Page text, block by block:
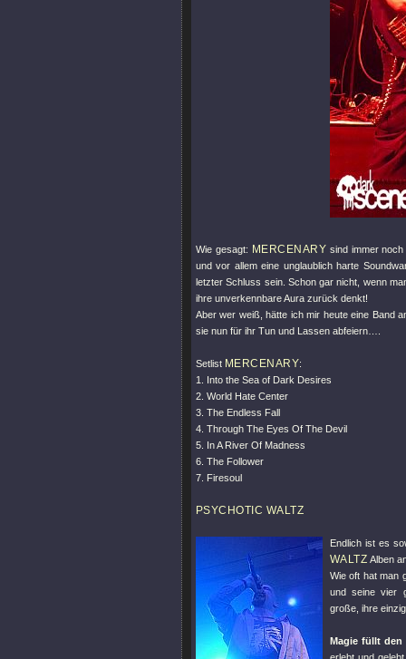
Wie gesagt: MERCENARY sind immer
und vor allem eine unglaublich harte
letzter Schluss sein. Schon gar nicht, wenn
ihre unverkennbare Aura zurück denkt!
Aber wer weiß, hätte ich mir heute eine Band
sie nun für ihr Tun und Lassen abfeiern….
Setlist MERCENARY:
1. Into the Sea of Dark Desires
2. World Hate Center
3. The Endless Fall
4. Through The Eyes Of The Devil
5. In A River Of Madness
6. The Follower
7. Firesoul
PSYCHOTIC WALTZ
Endlich ist es
WALTZ Alben
Wie oft hat man
und seine vier
große, ihre
Magie füllt den